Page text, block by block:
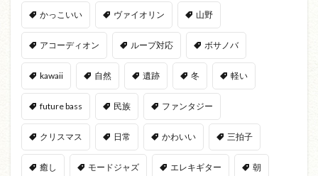
かっこいい ヴァイオリン 山野
アコーディオン ループ対応 ボサノバ
kawaii 自然 遺跡 冬 軽い
future bass 民族 ファンタジー
クリスマス 日常 かわいい 三拍子
癒し モードジャズ エレキギター 朝